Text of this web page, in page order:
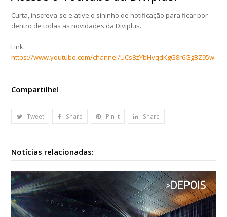
Curta, inscreva-se e ative o sininho de notificação para ficar por
dentro de todas as novidades da Diviplus.
Link:
https://www.youtube.com/channel/UCs8zYbHvqdKgG8r6GgBZ95w
Compartilhe!
Tweet Share Pin It Share
Notícias relacionadas: